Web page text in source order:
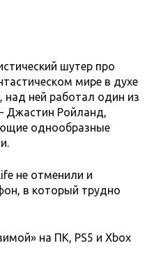
шутер про
мире в духе
над ней работал один из
Джастин Ройланд,
однообразные
не отменили и
в который трудно
на ПК, PS5 и Xbox